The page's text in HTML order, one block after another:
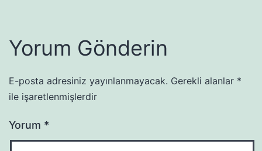
Yorum Gönderin
E-posta adresiniz yayınlanmayacak. Gerekli alanlar *
ile işaretlenmişlerdir
Yorum *